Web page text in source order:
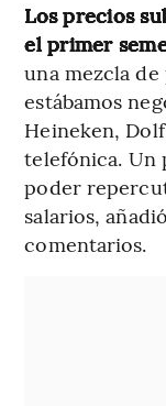
Los precios
el primer
una mezcla
estábamos
Heineken,
telefónica. Un
poder
salarios,
comentarios.